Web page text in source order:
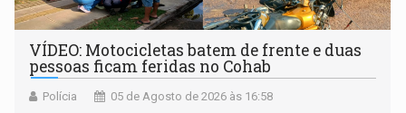
VÍDEO: Motocicletas batem de frente e duas
pessoas ficam feridas no Cohab
Polícia 05 de Agosto de 2026 às 16:58